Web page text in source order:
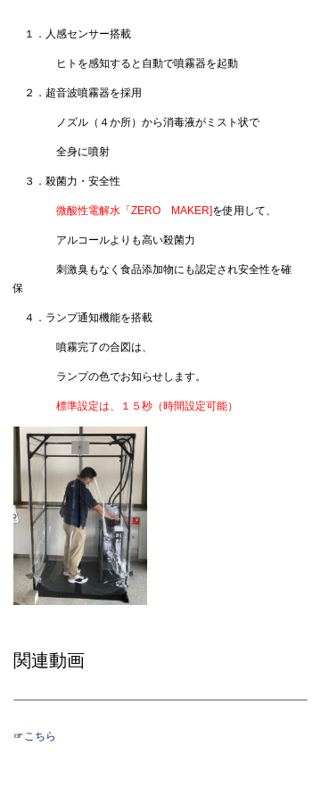
１．人感センサー搭載
ヒトを感知すると自動で噴霧器を起動
２．超音波噴霧器を採用
ノズル（４か所）から消毒液がミスト状で
全身に噴射
３．殺菌力・安全性
微酸性電解水「ZERO MAKER]を使用して、
アルコールよりも高い殺菌力
刺激臭もなく食品添加物にも認定され安全性を確
保
４．ランプ通知機能を搭載
噴霧完了の合図は、
ランプの色でお知らせします。
標準設定は、１５秒（時間設定可能）
関連動画
☞こちら